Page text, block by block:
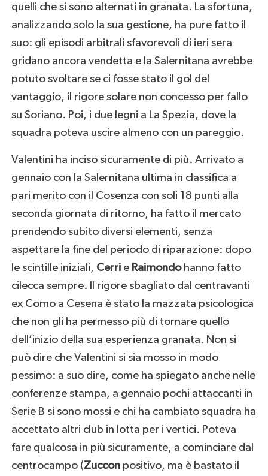
quelli che si sono alternati in granata. La sfortuna,
analizzando solo la sua gestione, ha pure fatto il
suo: gli episodi arbitrali sfavorevoli di ieri sera
gridano ancora vendetta e la Salernitana avrebbe
potuto svoltare se ci fosse stato il gol del
vantaggio, il rigore solare non concesso per fallo
su Soriano. Poi, i due legni a La Spezia, dove la
squadra poteva uscire almeno con un pareggio.
Valentini ha inciso sicuramente di più. Arrivato a
gennaio con la Salernitana ultima in classifica a
pari merito con il Cosenza con soli 18 punti alla
seconda giornata di ritorno, ha fatto il mercato
prendendo subito diversi elementi, senza
aspettare la fine del periodo di riparazione: dopo
le scintille iniziali, Cerrie Raimondohanno fatto
cilecca sempre. Il rigore sbagliato dal centravanti
ex Como a Cesena è stato la mazzata psicologica
che non gli ha permesso più di tornare quello
dell’inizio della sua esperienza granata. Non si
può dire che Valentini si sia mosso in modo
pessimo: a suo dire, come ha spiegato anche nelle
conferenze stampa, a gennaio pochi attaccanti in
Serie B si sono mossi e chi ha cambiato squadra ha
accettato altri club in lotta per i vertici. Poteva
fare qualcosa in più sicuramente, a cominciare dal
centrocampo (Zucconpositivo, ma è bastato il